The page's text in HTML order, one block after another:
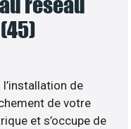
de
de votre
et s’occupe de